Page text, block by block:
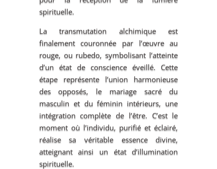
spirituelle.
La transmutation alchimique est
finalement couronnée par l’œuvre au
rouge, ou rubedo, symbolisant l’atteinte
d’un état de conscience éveillé. Cette
étape représente l’union harmonieuse
des opposés, le mariage sacré du
masculin et du féminin intérieurs, une
intégration complète de l’être. C’est le
moment où l’individu, purifié et éclairé,
réalise sa véritable essence divine,
atteignant ainsi un état d’illumination
spirituelle.